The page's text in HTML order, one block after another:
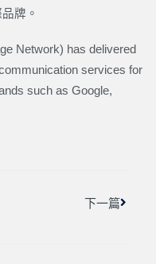
牌。
Network) has delivered
services for
such as Google,
下一篇